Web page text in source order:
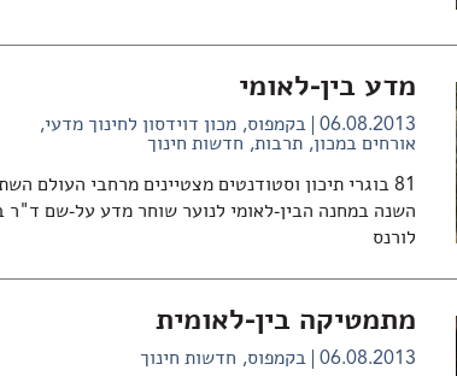
מדע בין-לאומי
06.08.2013 בקמפוס מכון דוידסון לחינוך מדעי
אורחים במכון תרבות חדשות חינוך
81 בוגרי תיכון וסטודנטים מצטיינים מרחבי העולם
השנה במחנה הבין-לאומי לנוער שוחר מדע על-שם ד"ר
לורנס
מתמטיקה בין-לאומית
06.08.2013 בקמפוס חדשות חינוך